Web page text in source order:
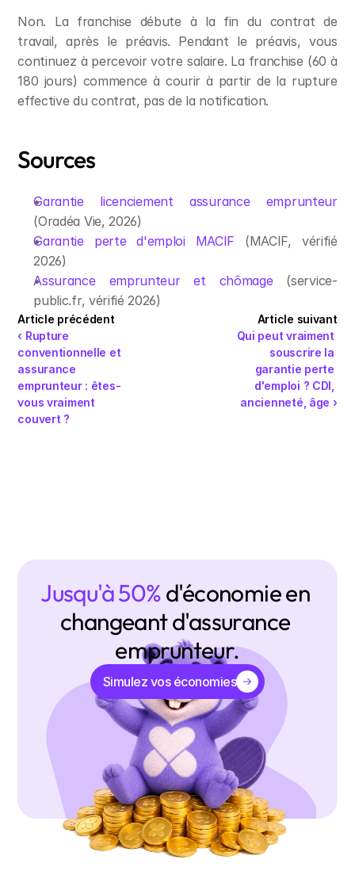
Non. La franchise débute à la fin du contrat de
travail, après le préavis. Pendant le préavis, vous
continuez à percevoir votre salaire. La franchise (60 à
180 jours) commence à courir à partir de la rupture
effective du contrat, pas de la notification.
Sources
Garantie licenciement assurance emprunteur
(Oradéa Vie, 2026)
Garantie perte d'emploi MACIF (MACIF, vérifié
2026)
Assurance emprunteur et chômage (service-
public.fr, vérifié 2026)
Article précédent
‹ Rupture
conventionnelle et
assurance
emprunteur : êtes-
vous vraiment
couvert ?
Article suivant
Qui peut vraiment
souscrire la
garantie perte
d'emploi ? CDI,
ancienneté, âge ›
Jusqu'à 50% d'économie en
changeant d'assurance
emprunteur.
Simulez vos économies